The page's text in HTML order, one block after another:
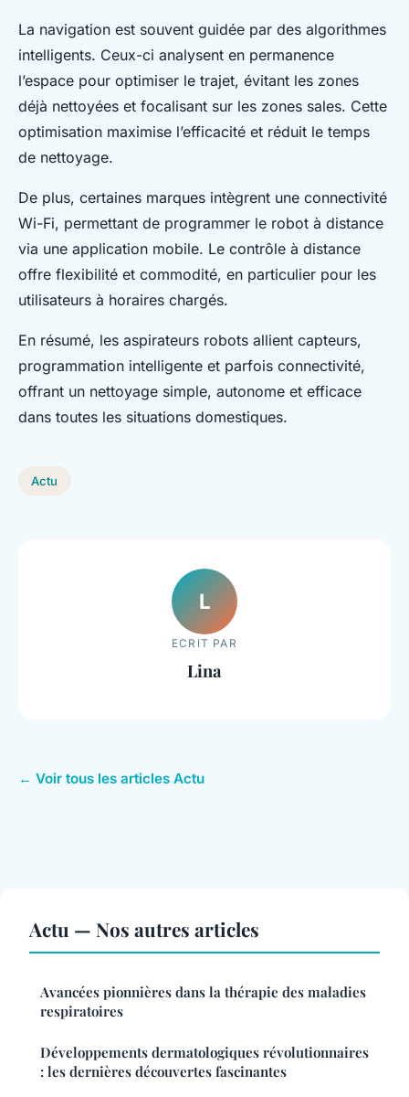
La navigation est souvent guidée par des algorithmes
intelligents. Ceux-ci analysent en permanence
l’espace pour optimiser le trajet, évitant les zones
déjà nettoyées et focalisant sur les zones sales. Cette
optimisation maximise l’efficacité et réduit le temps
de nettoyage.
De plus, certaines marques intègrent une connectivité
Wi-Fi, permettant de programmer le robot à distance
via une application mobile. Le contrôle à distance
offre flexibilité et commodité, en particulier pour les
utilisateurs à horaires chargés.
En résumé, les aspirateurs robots allient capteurs,
programmation intelligente et parfois connectivité,
offrant un nettoyage simple, autonome et efficace
dans toutes les situations domestiques.
Actu
L
ECRIT PAR
Lina
← Voir tous les articles Actu
Actu — Nos autres articles
Avancées pionnières dans la thérapie des maladies
respiratoires
Développements dermatologiques révolutionnaires
: les dernières découvertes fascinantes